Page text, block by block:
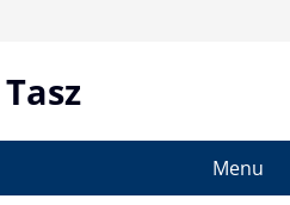
Menu